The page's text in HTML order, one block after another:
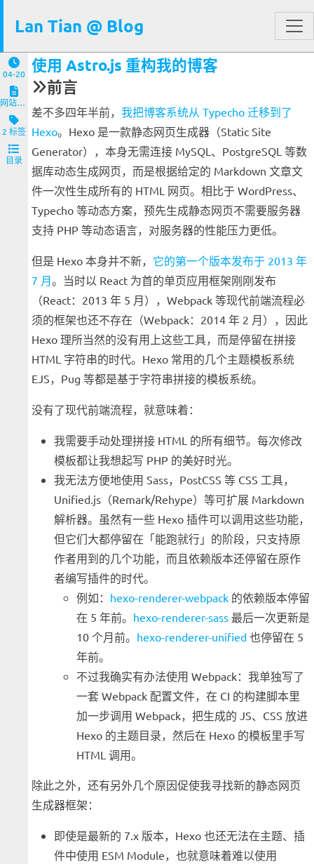
Lan Tian @ Blog
04-20
网站与服务端
2 标签
目录
使用 Astro.js 重构我的博客
前言
差不多四年半前， 我把博客系统从 Typecho 迁移到了
Hexo。Hexo 是一款静态网页生成器（Static Site
Generator），本身无需连接 MySQL、PostgreSQL 等数
据库动态生成网页，而是根据给定的 Markdown 文章文
件一次性生成所有的 HTML 网页。相比于 WordPress、
Typecho 等动态方案，预先生成静态网页不需要服务器
支持 PHP 等动态语言，对服务器的性能压力更低。
但是 Hexo 本身并不新， 它的第一个版本发布于 2013 年
7 月。当时以 React 为首的单页应用框架刚刚发布
（React：2013 年 5 月），Webpack 等现代前端流程必
须的框架也还不存在（Webpack：2014 年 2 月），因此
Hexo 理所当然的没有用上这些工具，而是停留在拼接
HTML 字符串的时代。Hexo 常用的几个主题模板系统
EJS，Pug 等都是基于字符串拼接的模板系统。
没有了现代前端流程，就意味着：
我需要手动处理拼接 HTML 的所有细节。每次修改
模板都让我想起写 PHP 的美好时光。
我无法方便地使用 Sass，PostCSS 等 CSS 工具，
Unified.js（Remark/Rehype）等可扩展 Markdown
解析器。虽然有一些 Hexo 插件可以调用这些功能，
但它们大都停留在「能跑就行」的阶段，只支持原
作者用到的几个功能，而且依赖版本还停留在原作
者编写插件的时代。
例如： hexo-renderer-webpack 的依赖版本停留
在 5 年前。 hexo-renderer-sass 最后一次更新是
10 个月前。 hexo-renderer-unified 也停留在 5
年前。
不过我确实有办法使用 Webpack：我单独写了
一套 Webpack 配置文件，在 CI 的构建脚本里
加一步调用 Webpack，把生成的 JS、CSS 放进
Hexo 的主题目录，然后在 Hexo 的模板里手写
HTML 调用。
除此之外，还有另外几个原因促使我寻找新的静态网页
生成器框架：
即使是最新的 7.x 版本，Hexo 也还无法在主题、插
件中使用 ESM Module，也就意味着难以使用